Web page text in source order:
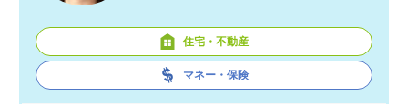
住宅・不動産
マネー・保険